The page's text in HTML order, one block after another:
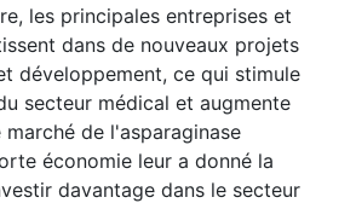
les principales entreprises et
dans de nouveaux projets
développement, ce qui stimule
secteur médical et augmente
de l'asparaginase
économie leur a donné la
davantage dans le secteur